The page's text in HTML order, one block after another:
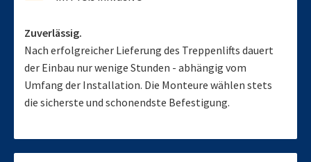
Zuverlässig.
Nach erfolgreicher Lieferung des Treppenlifts dauert
der Einbau nur wenige Stunden - abhängig vom
Umfang der Installation. Die Monteure wählen stets
die sicherste und schonendste Befestigung.